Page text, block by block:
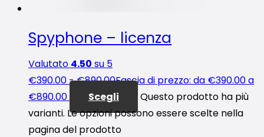
Spyphone – licenza
Valutato 4.50 su 5
€390.00 -€890.00Fascia di prezzo: da €390.00 a
€890.00
Scegli
Questo prodotto ha più
varianti. Le opzioni possono essere scelte nella
pagina del prodotto